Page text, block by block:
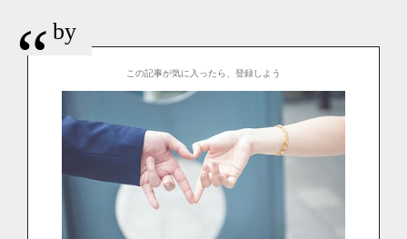
“ by
この記事が気に入ったら、登録しよう